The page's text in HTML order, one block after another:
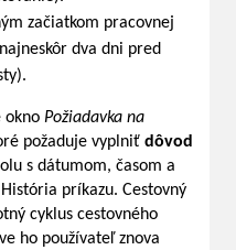
začiatkom pracovnej
dva dni pred
okno Požiadavka na
požaduje vyplniť dôvod
s dátumom, časom a
príkazu. Cestovný
cyklus cestovného
ho používateľ znova